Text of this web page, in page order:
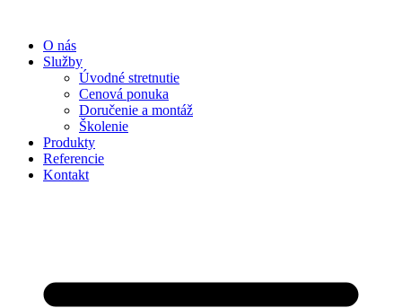
obsah
O nás
Služby
Úvodné stretnutie
Cenová ponuka
Doručenie a montáž
Školenie
Produkty
Referencie
Kontakt